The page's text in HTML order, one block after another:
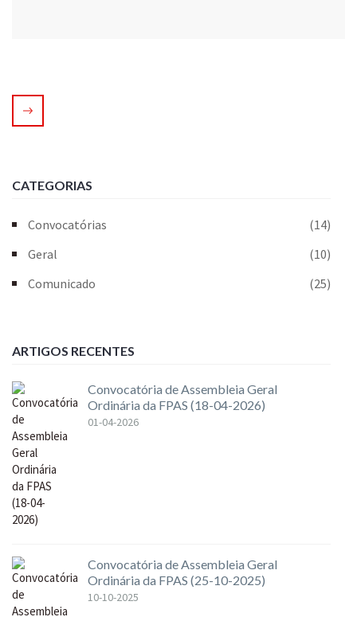
CATEGORIAS
Convocatórias
(14)
Geral
(10)
Comunicado
(25)
ARTIGOS RECENTES
Convocatória de Assembleia Geral
Ordinária da FPAS (18-04-2026)
01-04-2026
Convocatória de Assembleia Geral
Ordinária da FPAS (25-10-2025)
10-10-2025